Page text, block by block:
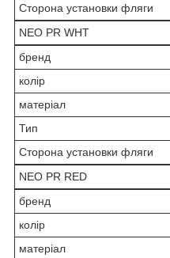
Сторона установки фляги
NEO PR WHT
бренд
колір
матеріал
Тип
Сторона установки фляги
NEO PR RED
бренд
колір
матеріал